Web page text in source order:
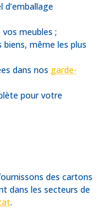
d’emballage
vos meubles ;
biens, même les plus
dans nos garde-
pour votre
des cartons
dans les secteurs de
.